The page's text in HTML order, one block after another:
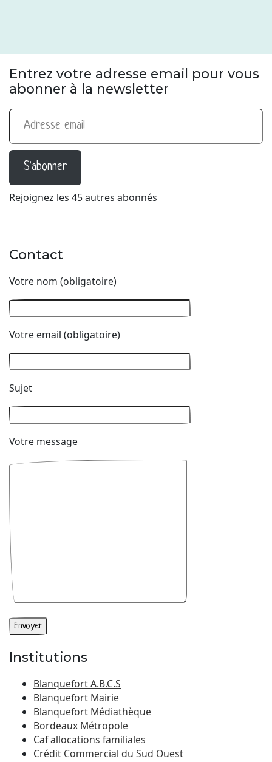
Entrez votre adresse email pour vous
abonner à la newsletter
Adresse email
S'abonner
Rejoignez les 45 autres abonnés
Contact
Votre nom (obligatoire)
Votre email (obligatoire)
Sujet
Votre message
Institutions
Blanquefort A.B.C.S
Blanquefort Mairie
Blanquefort Médiathèque
Bordeaux Métropole
Caf allocations familiales
Crédit Commercial du Sud Ouest